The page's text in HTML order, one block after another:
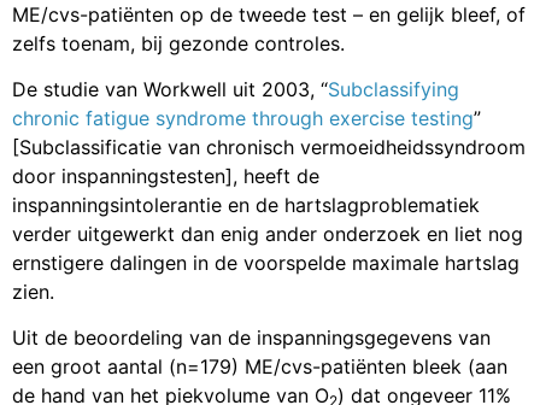
ME/cvs-patiënten op de tweede test – en gelijk bleef, of
zelfs toenam, bij gezonde controles.
De studie van Workwell uit 2003, “Subclassifying
chronic fatigue syndrome through exercise testing”
[Subclassificatie van chronisch vermoeidheidssyndroom
door inspanningstesten], heeft de
inspanningsintolerantie en de hartslagproblematiek
verder uitgewerkt dan enig ander onderzoek en liet nog
ernstigere dalingen in de voorspelde maximale hartslag
zien.
Uit de beoordeling van de inspanningsgegevens van
een groot aantal (n=179) ME/cvs-patiënten bleek (aan
de hand van het piekvolume van O2) dat ongeveer 11%